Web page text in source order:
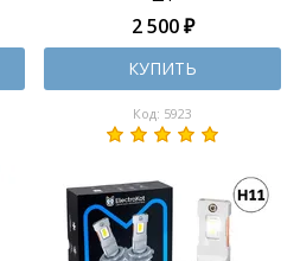
2 500 ₽
КУПИТЬ
Код: 5923